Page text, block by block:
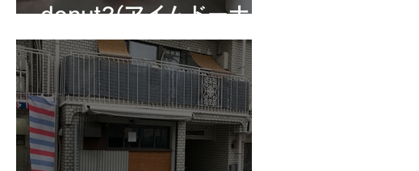
donut?(アイムドーナ
ツ)」「dacō(ダコー)」
什器を左官で製作｜波型
フォルム×グレーでドー